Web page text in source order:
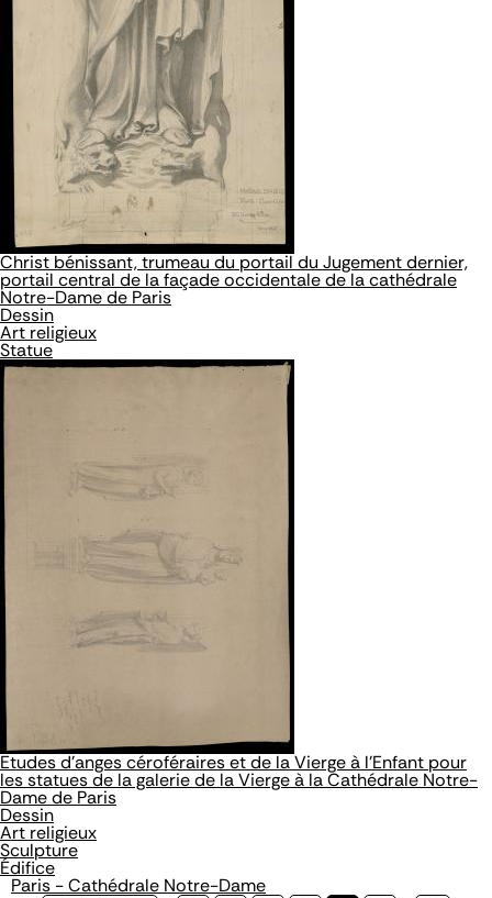
Christ bénissant, trumeau du portail du Jugement dernier,
portail central de la façade occidentale de la cathédrale
Notre-Dame de Paris
Dessin
Art religieux
Statue
Etudes d'anges céroféraires et de la Vierge à l'Enfant pour
les statues de la galerie de la Vierge à la Cathédrale Notre-
Dame de Paris
Dessin
Art religieux
Sculpture
Édifice
Paris - Cathédrale Notre-Dame